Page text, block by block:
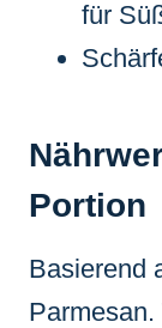
für
Portion
Basierend